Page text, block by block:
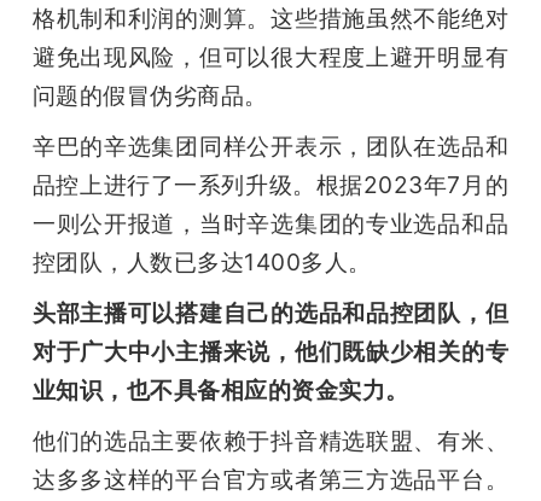
格机制和利润的测算。这些措施虽然不能绝对
避免出现风险，但可以很大程度上避开明显有
问题的假冒伪劣商品。
辛巴的辛选集团同样公开表示，团队在选品和
品控上进行了一系列升级。根据2023年7月的
一则公开报道，当时辛选集团的专业选品和品
控团队，人数已多达1400多人。
头部主播可以搭建自己的选品和品控团队，但
对于广大中小主播来说，他们既缺少相关的专
业知识，也不具备相应的资金实力。
他们的选品主要依赖于抖音精选联盟、有米、
达多多这样的平台官方或者第三方选品平台。